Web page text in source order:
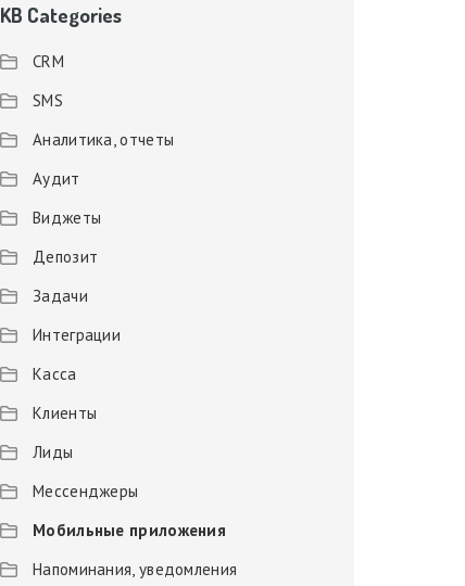
KB Categories
CRM
SMS
Аналитика, отчеты
Аудит
Виджеты
Депозит
Задачи
Интеграции
Касса
Клиенты
Лиды
Мессенджеры
Мобильные приложения
Напоминания, уведомления